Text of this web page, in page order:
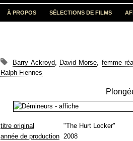
À PROPOS SÉLECTIONS DE FILMS
Barry Ackroyd, David Morse, femme
Ralph Fiennes
titre original
"The Hurt Locker"
année de production 2008